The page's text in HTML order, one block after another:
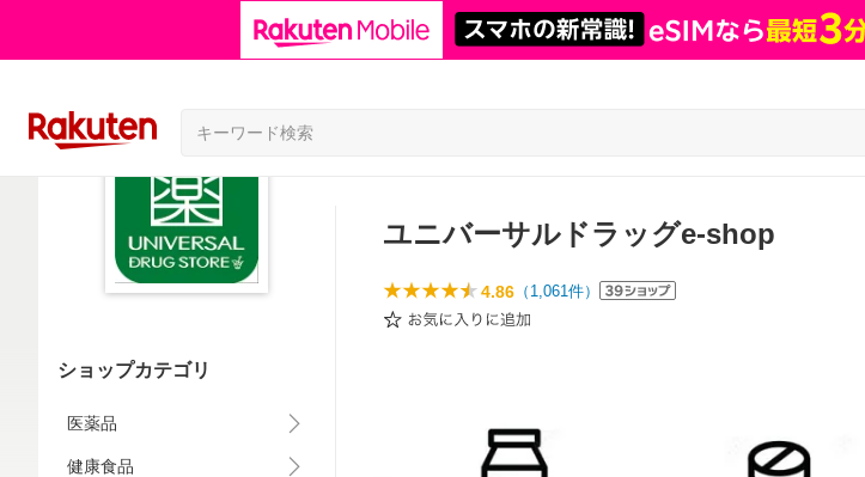
ショップカテゴリ
医薬品
健康食品
ユニバーサルドラッグe-shop
4.86 （ 1,061件）